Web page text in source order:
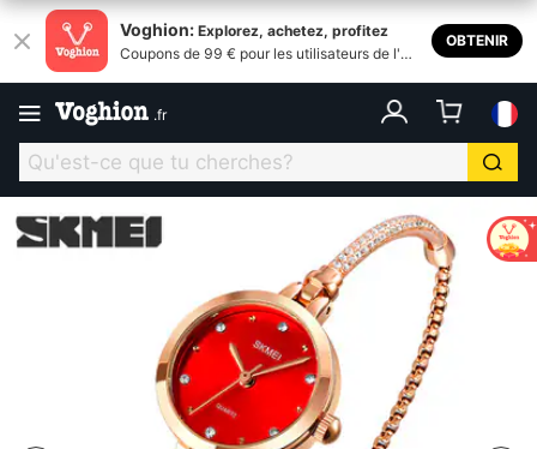
Voghion: Explorez, achetez, profitez
Coupons de 99 € pour les utilisateurs de l'ap
OBTENIR
.fr